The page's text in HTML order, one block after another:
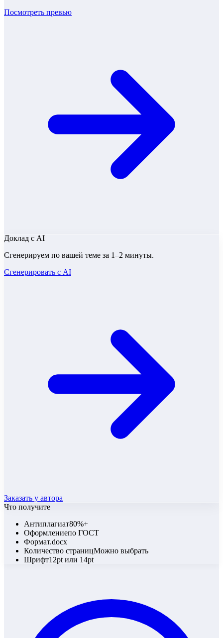
Посмотреть превью
Доклад с AI
Сгенерируем по вашей теме за 1–2 минуты.
Сгенерировать с AI
Заказать у автора
Что получите
Антиплагиат80%+
Оформлениепо ГОСТ
Формат.docx
Количество страницМожно выбрать
Шрифт12pt или 14pt